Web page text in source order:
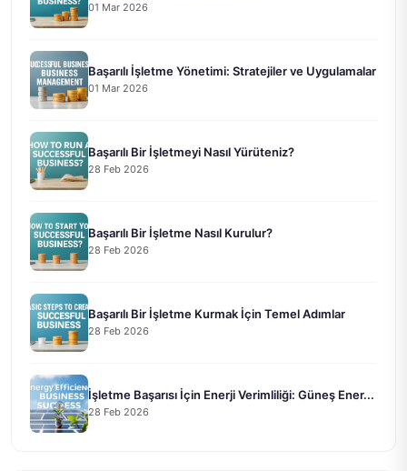
01 Mar 2026
Başarılı İşletme Yönetimi: Stratejiler ve Uygulamalar
01 Mar 2026
Başarılı Bir İşletmeyi Nasıl Yürüteniz?
28 Feb 2026
Başarılı Bir İşletme Nasıl Kurulur?
28 Feb 2026
Başarılı Bir İşletme Kurmak İçin Temel Adımlar
28 Feb 2026
İşletme Başarısı İçin Enerji Verimliliği: Güneş Ener...
28 Feb 2026